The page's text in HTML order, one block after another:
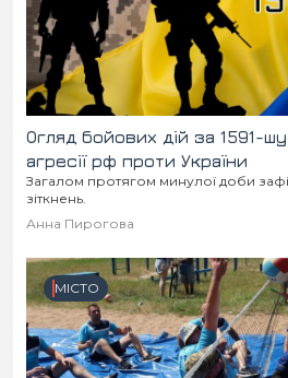
Огляд бойових дій за 1591-
агресії рф проти України
Загалом протягом минулої доби
зіткнень.
Анна Пирогова
МІСТО